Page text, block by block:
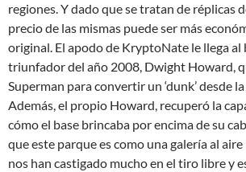
regiones. Y dado que se tratan de réplicas
precio de las mismas puede ser más
original. El apodo de KryptoNate le llega al
triunfador del año 2008, Dwight Howard,
Superman para convertir un ‘dunk’ desde
Además, el propio Howard, recuperó la
cómo el base brincaba por encima de su
que este parque es como una galería al
nos han castigado mucho en el tiro libre y